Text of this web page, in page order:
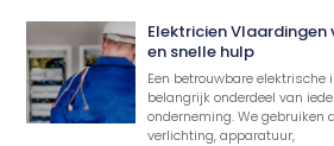
Elektricien
en snelle hulp
Een betrouwbare elektrische
belangrijk onderdeel van
onderneming. We gebruiken
verlichting, apparatuur,